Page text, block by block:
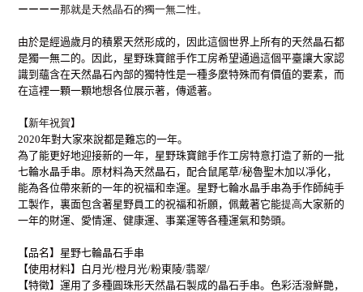
ーーーー那就是天然晶石的獨一無二性。
由於是經過歲月的積累天然形成的，因此這個世界上所有的天然晶石都
是獨一無二的。因此，星野珠寶館手作工房希望通過這個平臺讓大家認
識到蘊含在天然晶石內部的獨特性是一種多麼特殊而有價值的要素，而
在這裡一顆一顆地想各位展示著，傳遞著。
【新年祝賀】
2020年對大家來說都是難忘的一年。
為了能更好地迎接新的一年，星野珠寶館手作工房特意打造了新的一批
七輪水晶手串。原材料為天然晶石，配合鼠尾草/秘魯聖木加以凈化，
能為各位帶來新的一年的祝福和幸運。星野七輪水晶手串為手作師純手
工製作，裏面包含著星野員工的祝福和祈願，佩戴著它能提高大家新的
一年的財運、愛情運、健康運、事業運等各種運氣和勢頭。
【品名 】星野七輪晶石手串
【使用材料】白月光/橙月光/粉東陵/翡翠/
【特徵】運用了多種圓珠形天然晶石製成的晶石手串。色彩活潑鮮艷，